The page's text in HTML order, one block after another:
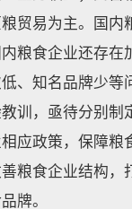
贸易为主。国内
粮食企业还存在
、知名品牌少等
训，亟待分别制
应政策，保障粮
粮食企业结构，
牌。